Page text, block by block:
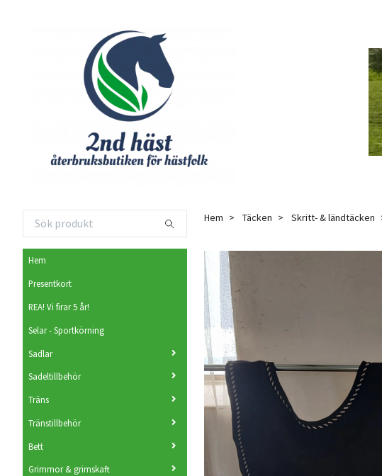
Hem
Presentkort
REA! Vi firar 5 år!
Selar - Sportkörning
Sadlar
Sadeltillbehör
Träns
Tränstillbehör
Bett
Grimmor & grimskaft
Hem Täcken Skritt- & ländtäcken